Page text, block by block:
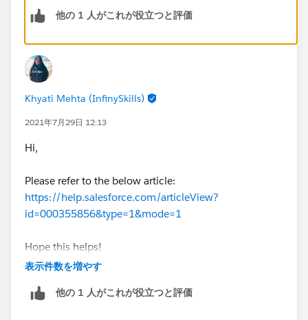
他の 1 人がこれが役立つと評価
Khyati Mehta (InfinySkills)
2021年7月29日 12:13
Hi,
Please refer to the below article:
https://help.salesforce.com/articleView?
id=000355856&type=1&mode=1
Hope this helps!
表示件数を増やす
他の 1 人がこれが役立つと評価